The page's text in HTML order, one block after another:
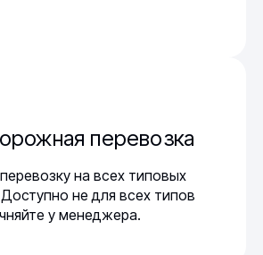
перевозка
на всех типовых
не для всех типов
у менеджера.